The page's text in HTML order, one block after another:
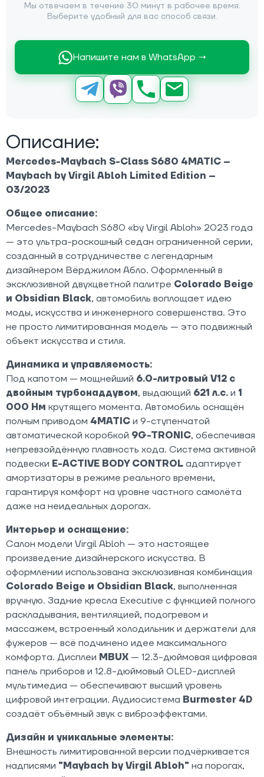
Мы отвечаем в течение 30 минут в рабочее время.
Выберите удобный для вас способ связи.
Напишите нам в WhatsApp →
Описание:
Mercedes-Maybach S-Class S680 4MATIC –
Maybach by Virgil Abloh Limited Edition –
03/2023
Общее описание:
Mercedes-Maybach S680 «by Virgil Abloh» 2023 года
— это ультра-роскошный седан ограниченной серии,
созданный в сотрудничестве с легендарным
дизайнером Вёрджилом Абло. Оформленный в
эксклюзивной двухцветной палитре Colorado Beige
и Obsidian Black, автомобиль воплощает идею
моды, искусства и инженерного совершенства. Это
не просто лимитированная модель — это подвижный
объект искусства и стиля.
Динамика и управляемость:
Под капотом — мощнейший 6.0-литровый V12 с
двойным турбонаддувом, выдающий 621 л.с. и 1
000 Нм крутящего момента. Автомобиль оснащён
полным приводом 4MATIC и 9-ступенчатой
автоматической коробкой 9G-TRONIC, обеспечивая
непревзойдённую плавность хода. Система активной
подвески E-ACTIVE BODY CONTROL адаптирует
амортизаторы в режиме реального времени,
гарантируя комфорт на уровне частного самолёта
даже на неидеальных дорогах.
Интерьер и оснащение:
Салон модели Virgil Abloh — это настоящее
произведение дизайнерского искусства. В
оформлении использована эксклюзивная комбинация
Colorado Beige и Obsidian Black, выполненная
вручную. Задние кресла Executive с функцией полного
раскладывания, вентиляцией, подогревом и
массажем, встроенный холодильник и держатели для
фужеров — всё подчинено идее максимального
комфорта. Дисплеи MBUX — 12.3-дюймовая цифровая
панель приборов и 12.8-дюймовый OLED-дисплей
мультимедиа — обеспечивают высший уровень
цифровой интеграции. Аудиосистема Burmester 4D
создаёт объёмный звук с виброэффектами.
Дизайн и уникальные элементы:
Внешность лимитированной версии подчёркивается
надписями "Maybach by Virgil Abloh" на порогах,